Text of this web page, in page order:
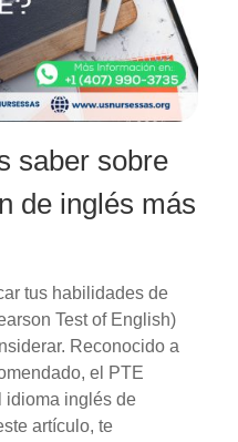
saber sobre
de inglés más
tus habilidades de
Test of English)
Reconocido a
el PTE
idioma inglés de
artículo, te